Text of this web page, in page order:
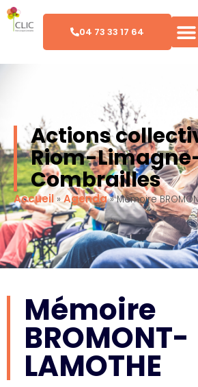
04 73 33 17 64
Actions
Riom-
Combrailles
Accueil»Agenda»Mémoire
Mémoire
BROMONT-
LAMOTHE